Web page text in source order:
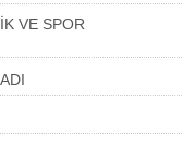
VE SPOR